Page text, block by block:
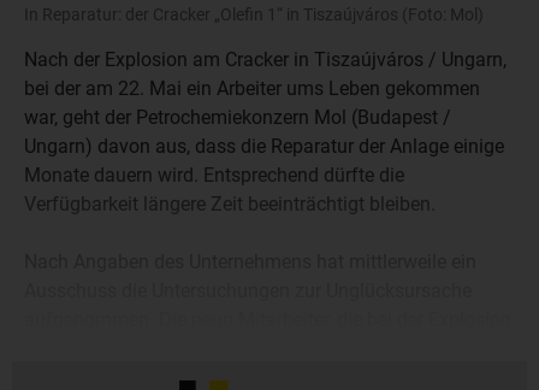
In Reparatur: der Cracker „Olefin 1“ in Tiszaújváros (Foto: Mol)
Nach der Explosion am Cracker in Tiszaújváros / Ungarn,
bei der am 22. Mai ein Arbeiter ums Leben gekommen
war, geht der Petrochemiekonzern Mol (Budapest /
Ungarn) davon aus, dass die Reparatur der Anlage einige
Monate dauern wird. Entsprechend dürfte die
Verfügbarkeit längere Zeit beeinträchtigt bleiben.
Besserung, hieß es von Konzernseite weiter.